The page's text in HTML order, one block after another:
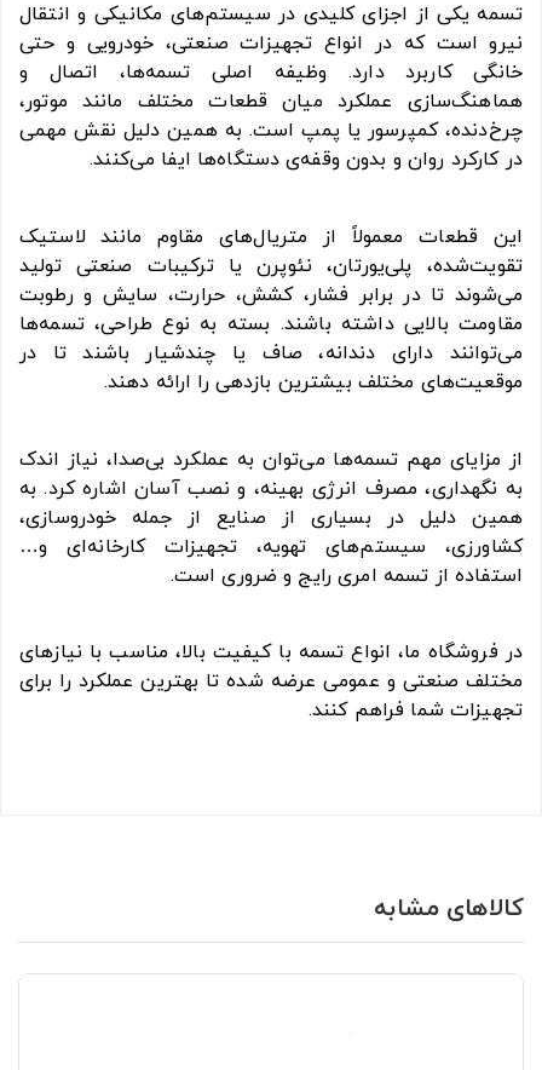
تسمه یکی از اجزای کلیدی در سیستم‌های مکانیکی و انتقال
نیرو است که در انواع تجهیزات صنعتی، خودرویی و حتی
خانگی کاربرد دارد. وظیفه اصلی تسمه‌ها، اتصال و
هماهنگ‌سازی عملکرد میان قطعات مختلف مانند موتور،
چرخ‌دنده، کمپرسور یا پمپ است. به همین دلیل نقش مهمی
در کارکرد روان و بدون وقفه‌ی دستگاه‌ها ایفا می‌کنند.
این قطعات معمولاً از متریال‌های مقاوم مانند لاستیک
تقویت‌شده، پلی‌یورتان، نئوپرن یا ترکیبات صنعتی تولید
می‌شوند تا در برابر فشار، کشش، حرارت، سایش و رطوبت
مقاومت بالایی داشته باشند. بسته به نوع طراحی، تسمه‌ها
می‌توانند دارای دندانه، صاف یا چندشیار باشند تا در
موقعیت‌های مختلف بیشترین بازدهی را ارائه دهند.
از مزایای مهم تسمه‌ها می‌توان به عملکرد بی‌صدا، نیاز اندک
به نگهداری، مصرف انرژی بهینه، و نصب آسان اشاره کرد. به
همین دلیل در بسیاری از صنایع از جمله خودروسازی،
کشاورزی، سیستم‌های تهویه، تجهیزات کارخانه‌ای و…
استفاده از تسمه امری رایج و ضروری است.
در فروشگاه ما، انواع تسمه با کیفیت بالا، مناسب با نیازهای
مختلف صنعتی و عمومی عرضه شده تا بهترین عملکرد را برای
تجهیزات شما فراهم کنند.
کالاهای مشابه